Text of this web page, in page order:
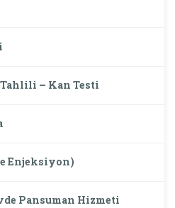
– Kan Testi
Enjeksiyon)
Pansuman Hizmeti